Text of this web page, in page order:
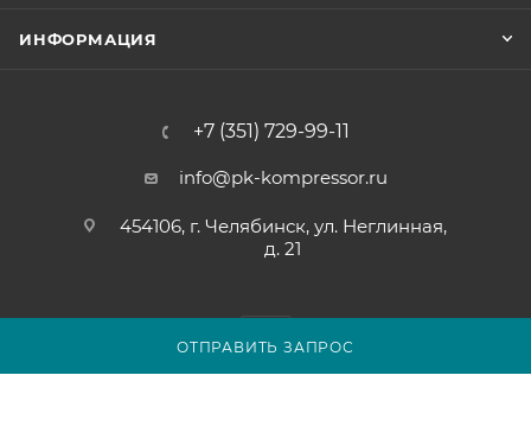
ОТПРАВИТЬ ЗАПРОС
ИНФОРМАЦИЯ
+7 (351) 729-99-11
info@pk-kompressor.ru
454106, г. Челябинск, ул. Неглинная,
д. 21